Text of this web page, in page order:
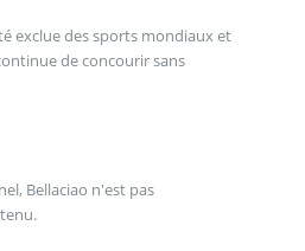
exclue des sports mondiaux et
de concourir sans
Bellaciao n'est pas